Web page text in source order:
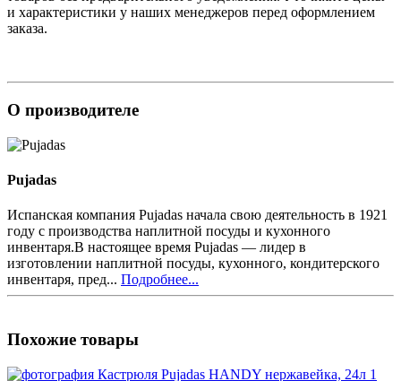
и характеристики у наших менеджеров перед оформлением
заказа.
О производителе
Pujadas
Испанская компания Pujadas начала свою деятельность в 1921
году с производства наплитной посуды и кухонного
инвентаря.В настоящее время Pujadas — лидер в
изготовлении наплитной посуды, кухонного, кондитерского
инвентаря, пред... Подробнее...
Похожие товары